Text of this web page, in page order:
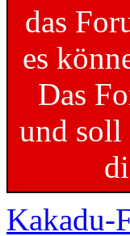
das
es
Das
und soll
Kakadu-